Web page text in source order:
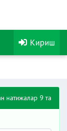
Кириш
натижалар 9 та